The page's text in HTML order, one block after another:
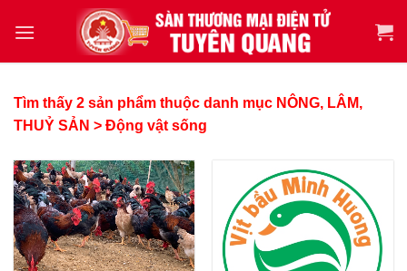
Tìm thấy 2 sản phẩm thuộc danh mục NÔNG, LÂM,
THUỶ SẢN > Động vật sống